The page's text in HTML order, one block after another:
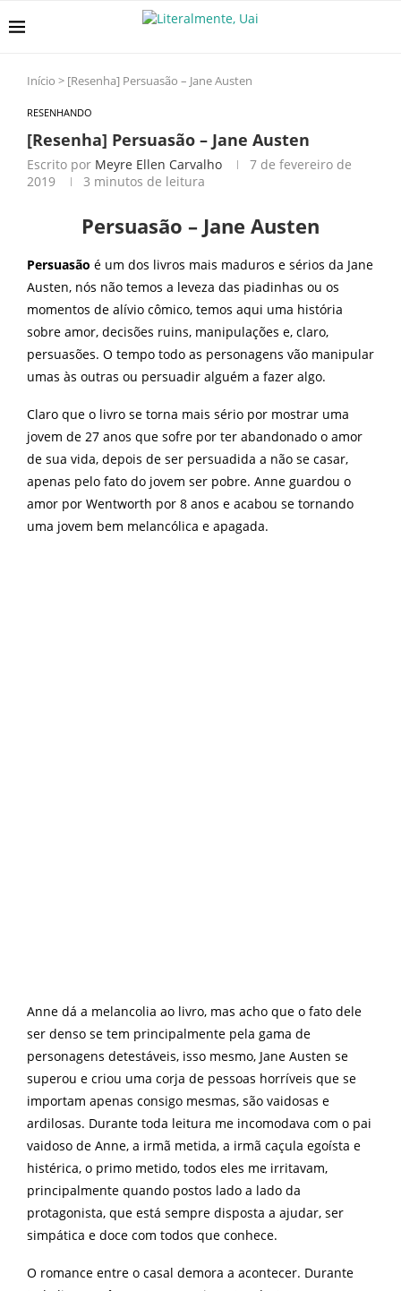
Início > [Resenha] Persuasão – Jane Austen
RESENHANDO
[Resenha] Persuasão – Jane Austen
Escrito por Meyre Ellen Carvalho
7 de fevereiro de
2019
3 minutos de leitura
Persuasão – Jane Austen
Persuasão é um dos livros mais maduros e sérios da Jane
Austen, nós não temos a leveza das piadinhas ou os
momentos de alívio cômico, temos aqui uma história
sobre amor, decisões ruins, manipulações e, claro,
persuasões. O tempo todo as personagens vão manipular
umas às outras ou persuadir alguém a fazer algo.
Claro que o livro se torna mais sério por mostrar uma
jovem de 27 anos que sofre por ter abandonado o amor
de sua vida, depois de ser persuadida a não se casar,
apenas pelo fato do jovem ser pobre. Anne guardou o
amor por Wentworth por 8 anos e acabou se tornando
uma jovem bem melancólica e apagada.
Anne dá a melancolia ao livro, mas acho que o fato dele
ser denso se tem principalmente pela gama de
personagens detestáveis, isso mesmo, Jane Austen se
superou e criou uma corja de pessoas horríveis que se
importam apenas consigo mesmas, são vaidosas e
ardilosas. Durante toda leitura me incomodava com o pai
vaidoso de Anne, a irmã metida, a irmã caçula egoísta e
histérica, o primo metido, todos eles me irritavam,
principalmente quando postos lado a lado da
protagonista, que está sempre disposta a ajudar, ser
simpática e doce com todos que conhece.
O romance entre o casal demora a acontecer. Durante